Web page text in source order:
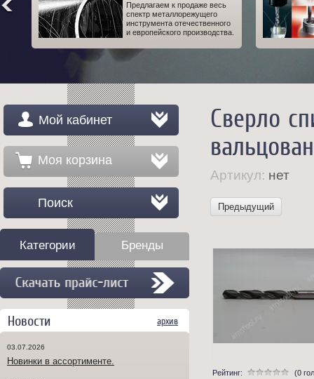
Предлагаем к продаже весь
спектр металлорежущего
инструмента отечественного
и европейского производства.
Сверло
Артикул: нет
Предыдущий
Рейтинг:
(0
Мой кабинет
Моя корзина
Поиск
Категории Бренды
Новости архив
03.07.2026
Новинки в ассортименте.